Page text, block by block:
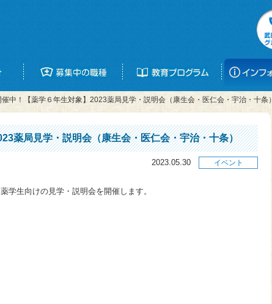
催中！【薬学６年生対象】2023薬局見学・説明会（康生会・医仁会・宇治・十条）
薬局見学・説明会（康生会・医仁会・宇治・十条）
2023.05.30 イベント
学生向けの見学・説明会を開催します。